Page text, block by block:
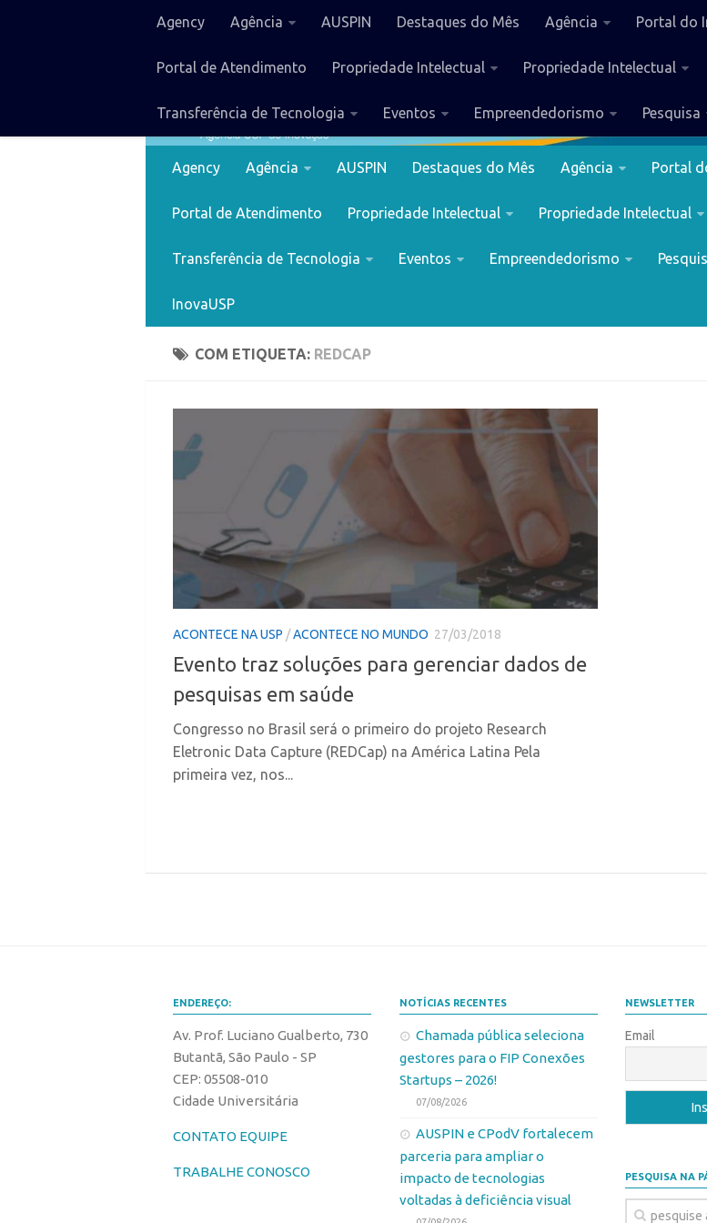
Agency Agência AUSPIN Destaques do Mês Agência Portal do
Portal de Atendimento Propriedade Intelectual Propriedade Intelectual
Transferência de Tecnologia Eventos Empreendedorismo Pesquisa
Agency Agência AUSPIN Destaques do Mês Agência Portal
Portal de Atendimento Propriedade Intelectual Propriedade Intelectual
Transferência de Tecnologia Eventos Empreendedorismo
InovaUSP
COM ETIQUETA: REDCAP
ACONTECE NA USP /ACONTECE NO MUNDO 27/03/2018
Evento traz soluções para gerenciar dados de
pesquisas em saúde
Congresso no Brasil será o primeiro do projeto Research
Eletronic Data Capture (REDCap) na América Latina Pela
primeira vez, nos...
ENDEREÇO:
Av. Prof. Luciano Gualberto, 730
Butantã, São Paulo - SP
CEP: 05508-010
Cidade Universitária
CONTATO EQUIPE
TRABALHE CONOSCO
NOTÍCIAS RECENTES
Chamada pública seleciona
gestores para o FIP Conexões
Startups – 2026!
07/08/2026
AUSPIN e CPodV fortalecem
parceria para ampliar o
impacto de tecnologias
voltadas à deficiência visual
NEWSLETTER
Email
PESQUISA NA